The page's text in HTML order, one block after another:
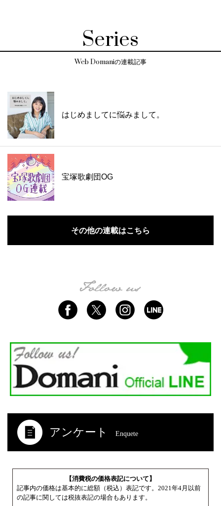
Series
Web Domaniの連載記事
はじめましてに悩みまして。
宝塚歌劇団OG
その他の連載はこちら
アンケート Enquete
【消費税の価格表記について】
記事内の価格は基本的に総額（税込）表記です。2021年4月以前
の記事に関しては税抜表記の場合もあります。